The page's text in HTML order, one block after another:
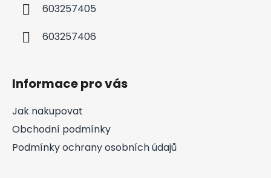
603257405
603257406
Informace pro vás
Jak nakupovat
Obchodní podmínky
Podmínky ochrany osobních údajů